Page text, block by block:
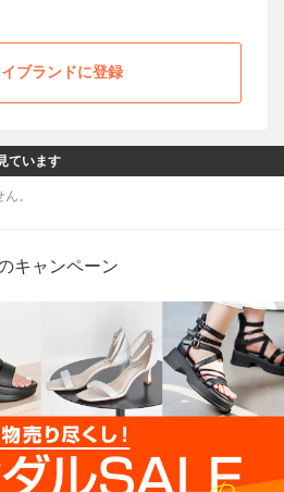
ブランドに登録
ています
。
キャンペーン